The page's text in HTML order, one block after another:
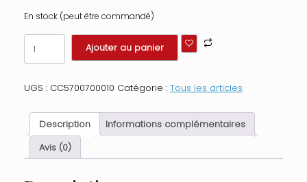
En stock (peut être commandé)
quantité
de
Pinces
seins
réglable
grande
plume
noire
Ajouter au panier
UGS : CC5700700010 Catégorie : Tous les articles
Description
Informations complémentaires
Avis (0)